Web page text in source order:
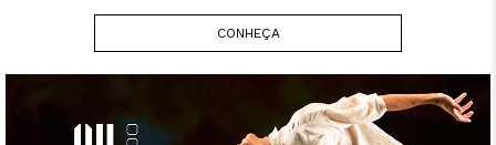
CONHEÇA